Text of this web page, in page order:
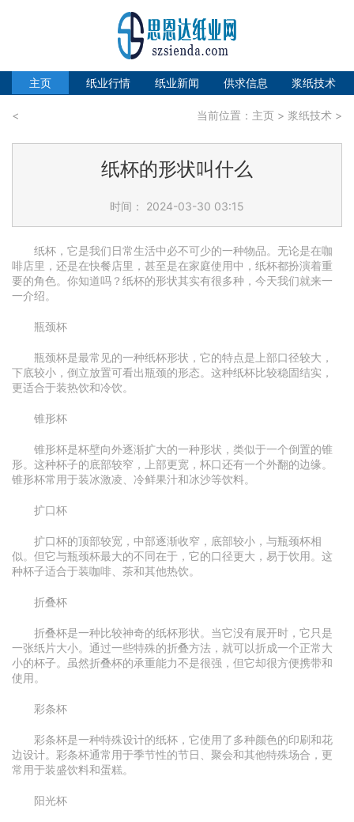
主页 纸业行情 纸业新闻 供求信息 浆纸技术
< 当前位置： 主页 > 浆纸技术 >
纸杯的形状叫什么
时间： 2024-03-30 03:15
纸杯，它是我们日常生活中必不可少的一种物品。无论是在咖
啡店里，还是在快餐店里，甚至是在家庭使用中，纸杯都扮演着重
要的角色。你知道吗？纸杯的形状其实有很多种，今天我们就来一
一介绍。
瓶颈杯
瓶颈杯是最常见的一种纸杯形状，它的特点是上部口径较大，
下底较小，倒立放置可看出瓶颈的形态。这种纸杯比较稳固结实，
更适合于装热饮和冷饮。
锥形杯
锥形杯是杯壁向外逐渐扩大的一种形状，类似于一个倒置的锥
形。这种杯子的底部较窄，上部更宽，杯口还有一个外翻的边缘。
锥形杯常用于装冰激凌、冷鲜果汁和冰沙等饮料。
扩口杯
扩口杯的顶部较宽，中部逐渐收窄，底部较小，与瓶颈杯相
似。但它与瓶颈杯最大的不同在于，它的口径更大，易于饮用。这
种杯子适合于装咖啡、茶和其他热饮。
折叠杯
折叠杯是一种比较神奇的纸杯形状。当它没有展开时，它只是
一张纸片大小。通过一些特殊的折叠方法，就可以折成一个正常大
小的杯子。虽然折叠杯的承重能力不是很强，但它却很方便携带和
使用。
彩条杯
彩条杯是一种特殊设计的纸杯，它使用了多种颜色的印刷和花
边设计。彩条杯通常用于季节性的节日、聚会和其他特殊场合，更
常用于装盛饮料和蛋糕。
阳光杯